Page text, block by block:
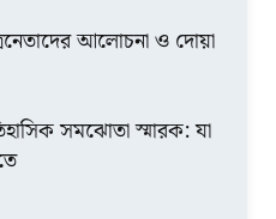
আলোচনা ও দোয়া
সমঝোতা স্মারক: যা